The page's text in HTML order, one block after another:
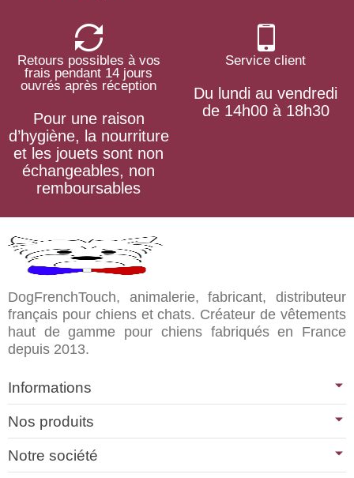
Retours possibles à vos
frais pendant 14 jours
ouvrés après réception
Pour une raison
d’hygiène, la nourriture
et les jouets sont non
échangeables, non
remboursables
Service client
Du lundi au vendredi
de 14h00 à 18h30
DogFrenchTouch, animalerie, fabricant, distributeur
français pour chiens et chats. Créateur de vêtements
haut de gamme pour chiens fabriqués en France
depuis 2013.
Informations
Nos produits
Notre société